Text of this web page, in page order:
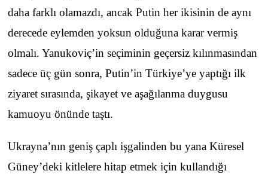
daha farklı olamazdı, ancak Putin her ikisinin de aynı
derecede eylemden yoksun olduğuna karar vermiş
olmalı. Yanukoviç’in seçiminin geçersiz kılınmasından
sadece üç gün sonra, Putin’in Türkiye’ye yaptığı ilk
ziyaret sırasında, şikayet ve aşağılanma duygusu
kamuoyu önünde taştı.
Ukrayna’nın geniş çaplı işgalinden bu yana Küresel
Güney’deki kitlelere hitap etmek için kullandığı